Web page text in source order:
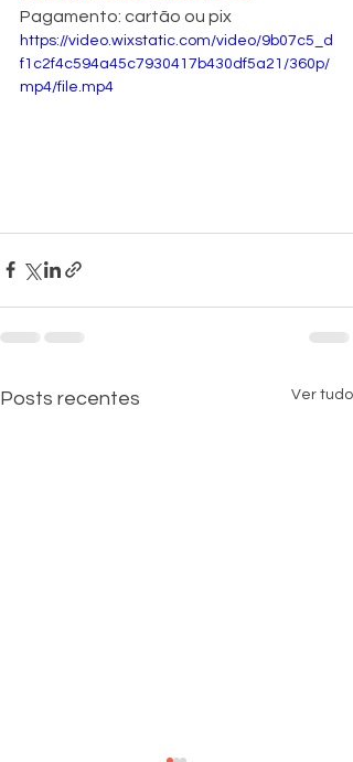
Pagamento: cartão ou pix
https://video.wixstatic.com/video/9b07c5_d
f1c2f4c594a45c7930417b430df5a21/360p/
mp4/file.mp4
Posts recentes Ver tudo